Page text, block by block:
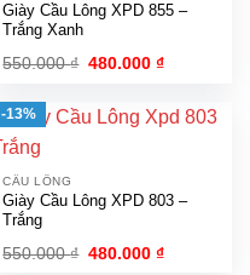
Giày Cầu Lông XPD 855 –
Trắng Xanh
550.000₫ Giá
550.000 ₫.
480.000₫Giá
là:
480.000 ₫.
-13%
CẦU LÔNG
Giày Cầu Lông XPD 803 –
Trắng
550.000₫ Giá
480.000₫Giá